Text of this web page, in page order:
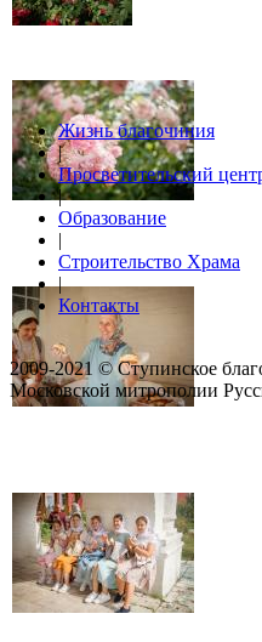
Жизнь благочиния
|
Просветительский
|
Образование
|
Строительство Храма
|
Контакты
2009-2021 © Ступинское
Московской митрополии